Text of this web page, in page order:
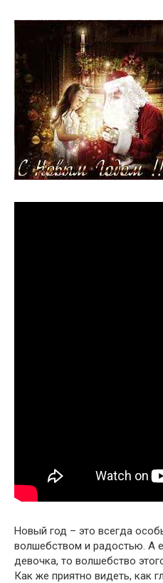
Новый год – это всегда
волшебством и радостью. А
девочка, то волшебство
Как же приятно видеть, как